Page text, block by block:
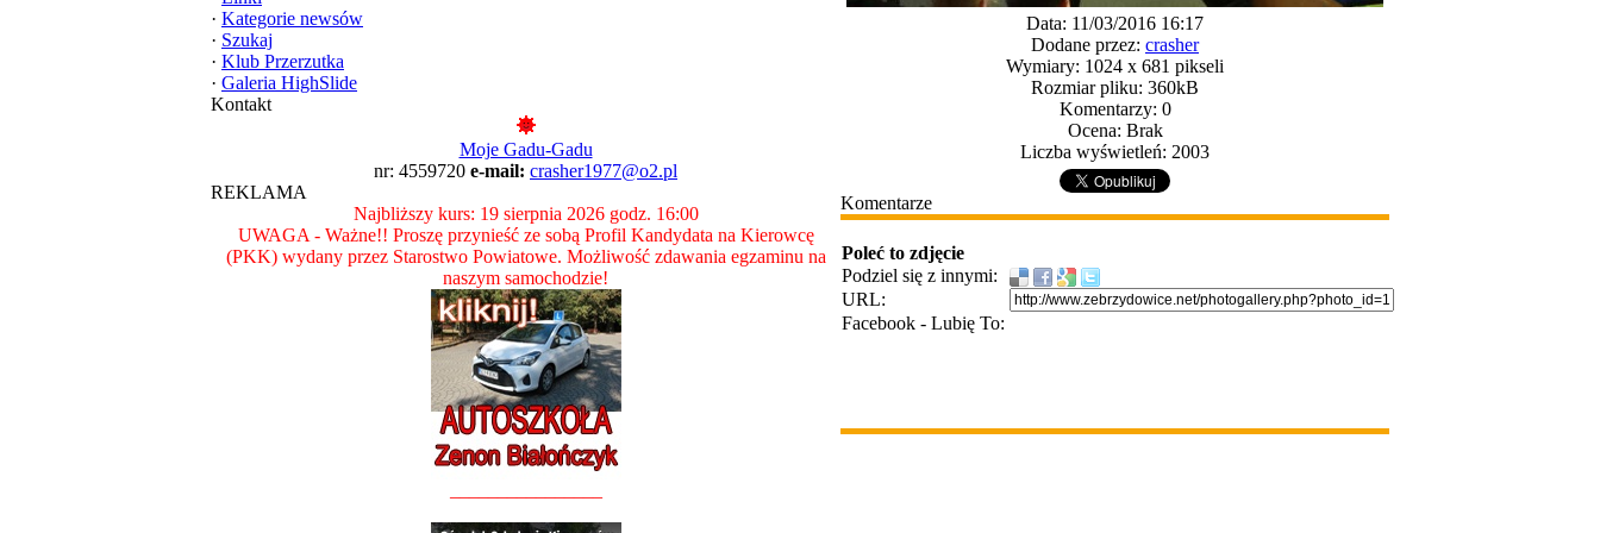
· Kategorie newsów
· Szukaj
· Klub Przerzutka
· Galeria HighSlide
Kontakt
Moje Gadu-Gadu
nr: 4559720 e-mail: crasher1977@o2.pl
REKLAMA
Najbliższy kurs: 19 sierpnia 2026 godz. 16:00
UWAGA - Ważne!! Proszę przynieść ze sobą Profil Kandydata na Kierowcę
(PKK) wydany przez Starostwo Powiatowe. Możliwość zdawania egzaminu na
naszym samochodzie!
Data: 11/03/2016 16:17
Dodane przez: crasher
Wymiary: 1024 x 681 pikseli
Rozmiar pliku: 360kB
Komentarzy: 0
Ocena: Brak
Liczba wyświetleń: 2003
Komentarze
Poleć to zdjęcie
Podziel się z innymi:
URL:
Facebook - Lubię To: